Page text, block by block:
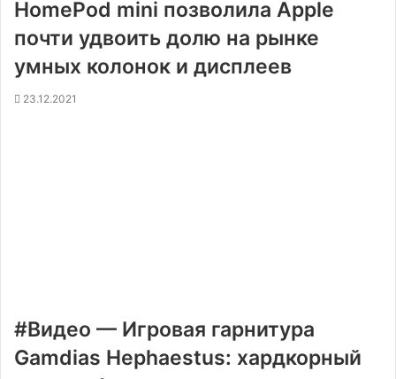
HomePod mini позволила Apple
почти удвоить долю на рынке
умных колонок и дисплеев
23.12.2021
#Видео — Игровая гарнитура
Gamdias Hephaestus: хардкорный